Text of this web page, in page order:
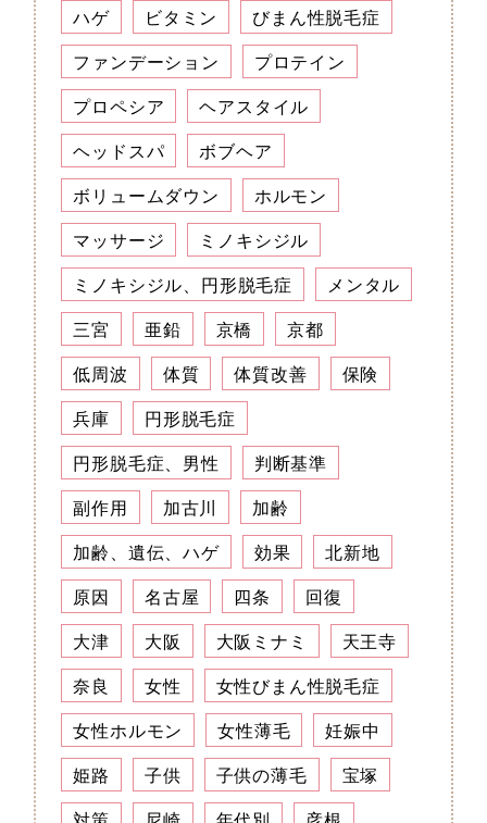
ハゲ
ビタミン
びまん性脱毛症
ファンデーション
プロテイン
プロペシア
ヘアスタイル
ヘッドスパ
ボブヘア
ボリュームダウン
ホルモン
マッサージ
ミノキシジル
ミノキシジル、円形脱毛症
メンタル
三宮
亜鉛 京橋
京都
低周波
体質 体質改善
保険
兵庫
円形脱毛症
円形脱毛症、男性
判断基準
副作用
加古川
加齢
加齢、遺伝、ハゲ
効果
北新地
原因
名古屋 四条
回復
大津
大阪 大阪ミナミ
天王寺
奈良
女性
女性びまん性脱毛症
女性ホルモン
女性薄毛
妊娠中
姫路
子供 子供の薄毛
宝塚